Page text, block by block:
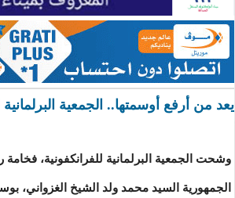
يعد من أرفع أوسمتها.. الجمعية
وشحت الجمعية البرلمانية للفرانكفونية،
الجمهورية السيد محمد ولد الشيخ الغزواني،